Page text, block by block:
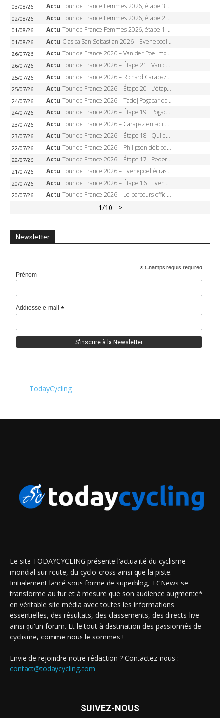
03/08/26 Actu Tour de France Femmes 2026, étape 3 – Sigrid Haugset en solitaire, 88 km d’échappée, maillot jaune
02/08/26 Actu Tour de France Femmes 2026, étape 2 – Lorena Wiebes doublé à Genève, Markus héroïque, 7e record
01/08/26 Actu Tour de France Femmes 2026, étape 1 – Lorena Wiebes intouchable à Lausanne, premier maillot jaune
01/08/26 Actu Clasica San Sebastian 2026 – Evenepoel recordman, 4e victoire, Carapaz battu au sprint
26/07/26 Actu Tour de France 2026 – Van der Poel monumental à Paris, Pogacar égale le record des cinq sacres
26/07/26 Actu Tour de France 2026 – Étape 21 : Van der Poel, Pogacar, qui succédera à Wout van Aert sur les Champs-Elysées ?
25/07/26 Actu Tour de France 2026 – Richard Carapaz roi des Alpes, doublé et maillot à pois, Seixas perd le podium
25/07/26 Actu Tour de France 2026 – Étape 20 : L’étape reine, Galibier, Sarenne, Alpe d’Huez, qui succédera à Pogacar ?
24/07/26 Actu Tour de France 2026 – Tadej Pogacar dompte l’Alpe d’Huez, 5e victoire, record de Pantani pulvérisé
24/07/26 Actu Tour de France 2026 – Étape 19 : Pogacar peut-il enfin dompter l’Alpe d’Huez ?
23/07/26 Actu Tour de France 2026 – Carapaz en solitaire à Orcières-Merlette, Paret-Peintre à un point du maillot à pois
23/07/26 Actu Tour de France 2026 – Étape 18 : Qui domptera Orcières-Merlette, première marche vers l’Alpe d’Huez ?
22/07/26 Actu Tour de France 2026 – Philipsen débloque son compteur à Voiron, Pedersen en danger pour le maillot vert
22/07/26 Actu Tour de France 2026 – Étape 17 : Pedersen peut-il verrouiller le maillot vert à Voiron ?
21/07/26 Actu Tour de France 2026 – Evenepoel écrase le chrono d’Évian, Seixas 4e, Lipowitz abandonne
20/07/26 Actu Tour de France 2026 – Étape 16 : Evenepoel, Pogacar, Ganna… qui domptera le chrono d’Évian pour redessiner le podium ?
20/07/26 Actu Tour de France 2026 – Le parcours officiel complet : 21 étapes, profils, carte et dates
1/10 >
Newsletter
* Champs requis required
Prénom
Addresse e-mail*
TodayCycling
Le site TODAYCYCLING présente l’actualité du cyclisme
mondial sur route, du cyclo-cross ainsi que la piste.
Initialement lancé sous forme de superblog, TCNews se
transforme au fur et à mesure que son audience augmente*
en véritable site média avec toutes les informations
essentielles, des résultats, des classements, des directs-live
ainsi qu'un forum. Et le tout à destination des passionnés de
cyclisme, comme nous le sommes !
Envie de rejoindre notre rédaction ? Contactez-nous :
contact@todaycycling.com
SUIVEZ-NOUS